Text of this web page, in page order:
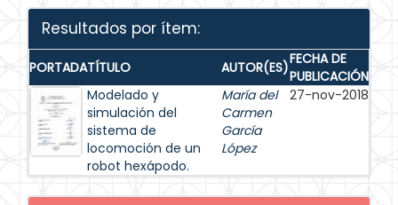
Resultados por ítem:
PORTADATÍTULO AUTOR(ES)FECHA DE
PUBLICACIÓN
Modelado y
simulación del
sistema de
locomoción de un
robot hexápodo.
María del
Carmen
García
López
27-nov-2018